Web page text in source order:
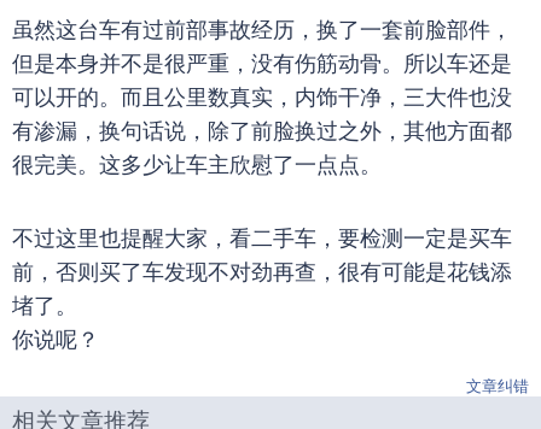
虽然这台车有过前部事故经历，换了一套前脸部件，
但是本身并不是很严重，没有伤筋动骨。所以车还是
可以开的。而且公里数真实，内饰干净，三大件也没
有渗漏，换句话说，除了前脸换过之外，其他方面都
很完美。这多少让车主欣慰了一点点。
不过这里也提醒大家，看二手车，要检测一定是买车
前，否则买了车发现不对劲再查，很有可能是花钱添
堵了。
你说呢？
文章纠错
相关文章推荐